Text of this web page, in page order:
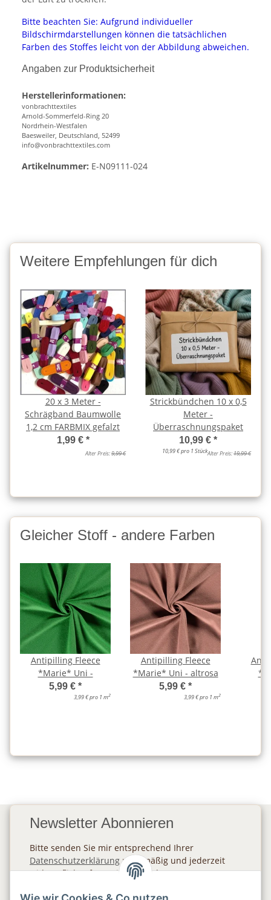
Bitte beachten Sie: Aufgrund individueller
Bildschirmdarstellungen können die tatsächlichen
Farben des Stoffes leicht von der Abbildung abweichen.
Angaben zur Produktsicherheit
Herstellerinformationen:
vonbrachttextiles
Arnold-Sommerfeld-Ring 20
Nordrhein-Westfalen
Baesweiler, Deutschland, 52499
info@vonbrachttextiles.com
Artikelnummer: E-N09111-024
Weitere Empfehlungen für dich
20 x 3 Meter -
Schrägband Baumwolle
1,2 cm FARBMIX gefalzt
1,99 € *
Alter Preis:9,99 €
Strickbündchen 10 x 0,5
Meter -
Überraschnungspaket
10,99 € *
10,99 € pro 1 StückAlter Preis:19,99 €
Gleicher Stoff - andere Farben
Antipilling Fleece
*Marie* Uni -
5,99 € *
3,99 € pro 1 m2
Antipilling Fleece
*Marie* Uni - altrosa
5,99 € *
3,99 € pro 1 m2
Newsletter Abonnieren
Bitte senden Sie mir entsprechend Ihrer
Datenschutzerklärungregelmäßig und jederzeit
widerruflich Informationen zu Ihrem